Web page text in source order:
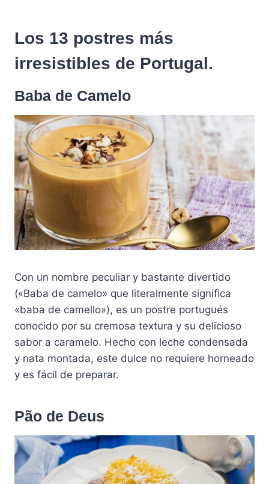
Los 13 postres más
irresistibles de Portugal.
Baba de Camelo
Con un nombre peculiar y bastante divertido
(«Baba de camelo» que literalmente significa
«baba de camello»), es un postre portugués
conocido por su cremosa textura y su delicioso
sabor a caramelo. Hecho con leche condensada
y nata montada, este dulce no requiere horneado
y es fácil de preparar.
Pão de Deus